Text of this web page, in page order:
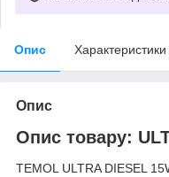
Опис Характеристики
Опис
Опис товару:
TEMOL ULTRA DIESEL